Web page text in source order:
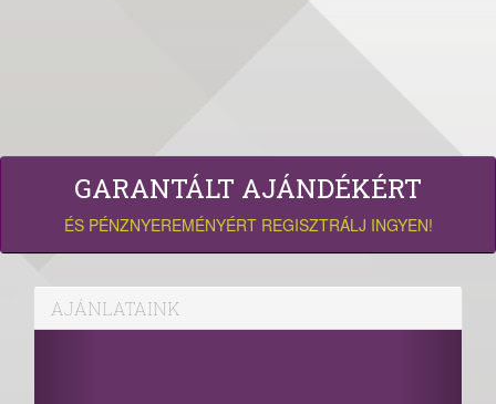
GARANTÁLT AJÁNDÉKÉRT
ÉS PÉNZNYEREMÉNYÉRT REGISZTRÁLJ INGYEN!
AJÁNLATAINK